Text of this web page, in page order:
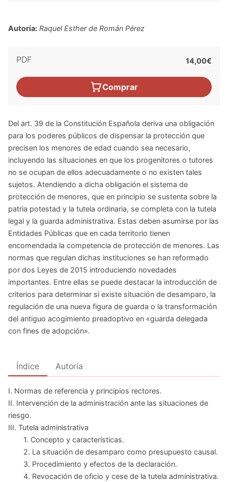
Autoría: Raquel Esther de Román Pérez
PDF 14,00€
Comprar
Del art. 39 de la Constitución Española deriva una obligación
para los poderes públicos de dispensar la protección que
precisen los menores de edad cuando sea necesario,
incluyendo las situaciones en que los progenitores o tutores
no se ocupan de ellos adecuadamente o no existen tales
sujetos. Atendiendo a dicha obligación el sistema de
protección de menores, que en principio se sustenta sobre la
patria potestad y la tutela ordinaria, se completa con la tutela
legal y la guarda administrativa. Estas deben asumirse por las
Entidades Públicas que en cada territorio tienen
encomendada la competencia de protección de menores. Las
normas que regulan dichas instituciones se han reformado
por dos Leyes de 2015 introduciendo novedades
importantes. Entre ellas se puede destacar la introducción de
criterios para determinar si existe situación de desamparo, la
regulación de una nueva figura de guarda o la transformación
del antiguo acogimiento preadoptivo en «guarda delegada
con fines de adopción».
Índice Autoría
I. Normas de referencia y principios rectores.
II. Intervención de la administración ante las situaciones de
riesgo.
III. Tutela administrativa
1. Concepto y características.
2. La situación de desamparo como presupuesto causal.
3. Procedimiento y efectos de la declaración.
4. Revocación de oficio y cese de la tutela administrativa.